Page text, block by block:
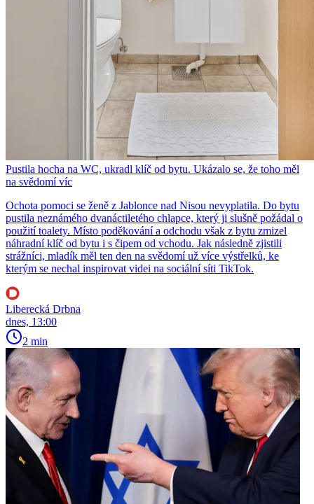
Pustila hocha na WC, ukradl klíč od bytu. Ukázalo se, že toho měl
na svědomí víc
Ochota pomoci se ženě z Jablonce nad Nisou nevyplatila. Do bytu
pustila neznámého dvanáctiletého chlapce, který ji slušně požádal o
použití toalety. Místo poděkování a odchodu však z bytu zmizel
náhradní klíč od bytu i s čipem od vchodu. Jak následně zjistili
strážníci, mladík měl ten den na svědomí už více výstřelků, ke
kterým se nechal inspirovat videi na sociální síti TikTok.
Liberecká Drbna
dnes, 13:00
2 min